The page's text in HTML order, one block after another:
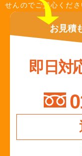
せんのでご安心くださ
お見積
即日対